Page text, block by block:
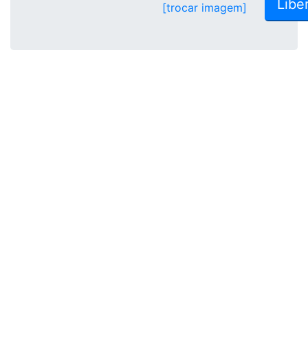
[trocar imagem]